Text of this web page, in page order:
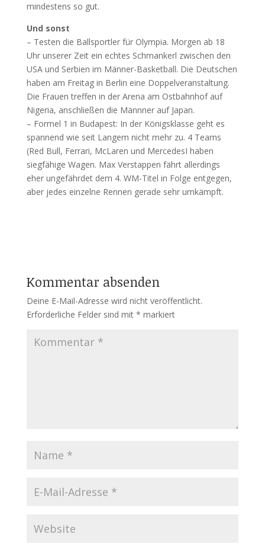
mindestens so gut.
Und sonst
– Testen die Ballsportler für Olympia. Morgen ab 18
Uhr unserer Zeit ein echtes Schmankerl zwischen den
USA und Serbien im Männer-Basketball. Die Deutschen
haben am Freitag in Berlin eine Doppelveranstaltung.
Die Frauen treffen in der Arena am Ostbahnhof auf
Nigeria, anschließen die Männner auf Japan.
– Formel 1 in Budapest: In der Königsklasse geht es
spannend wie seit Langem nicht mehr zu. 4 Teams
(Red Bull, Ferrari, McLaren und MercedesI haben
siegfähige Wagen. Max Verstappen fährt allerdings
eher ungefährdet dem 4. WM-Titel in Folge entgegen,
aber jedes einzelne Rennen gerade sehr umkämpft.
Kommentar absenden
Deine E-Mail-Adresse wird nicht veröffentlicht.
Erforderliche Felder sind mit * markiert